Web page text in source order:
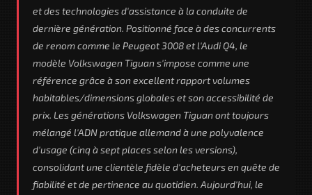
et des technologies d'assistance à la conduite de
dernière génération. Positionné face à des concurrents
de renom comme le Peugeot 3008 et l'Audi Q4, le
modèle Volkswagen Tiguan s'impose comme une
référence grâce à son excellent rapport volumes
habitables/dimensions globales et son accessibilité de
prix. Les générations Volkswagen Tiguan ont toujours
mélangé l'ADN pratique allemand à une polyvalence
d'usage (cinq à sept places selon les versions),
consolidant une clientèle fidèle d'acheteurs en quête de
fiabilité et de pertinence au quotidien. Aujourd'hui, le